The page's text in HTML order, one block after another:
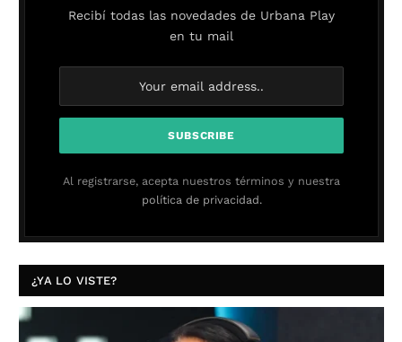
Recibí todas las novedades de Urbana Play
en tu mail
Al registrarse, acepta nuestros términos y nuestra
política de privacidad.
¿YA LO VISTE?